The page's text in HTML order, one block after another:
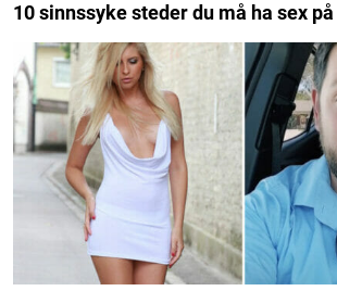
10 sinnssyke steder du må ha sex på